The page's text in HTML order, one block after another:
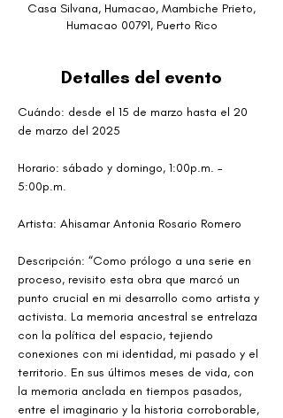
Casa Silvana, Humacao, Mambiche Prieto,
Humacao 00791, Puerto Rico
Detalles del evento
Cuándo: desde el 15 de marzo hasta el 20
de marzo del 2025
Horario: sábado y domingo, 1:00p.m. –
5:00p.m.
Artista: Ahisamar Antonia Rosario Romero
Descripción: “Como prólogo a una serie en
proceso, revisito esta obra que marcó un
punto crucial en mi desarrollo como artista y
activista. La memoria ancestral se entrelaza
con la política del espacio, tejiendo
conexiones con mi identidad, mi pasado y el
territorio. En sus últimos meses de vida, con
la memoria anclada en tiempos pasados,
entre el imaginario y la historia corroborable,